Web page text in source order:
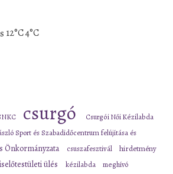
12°C4°C
csurgó
Csurgói Női Kézilabda
Sport és Szabadidőcentrum felújítása és
Önkormányzata csuszafesztivál hirdetmény
ülés kézilabda meghívó